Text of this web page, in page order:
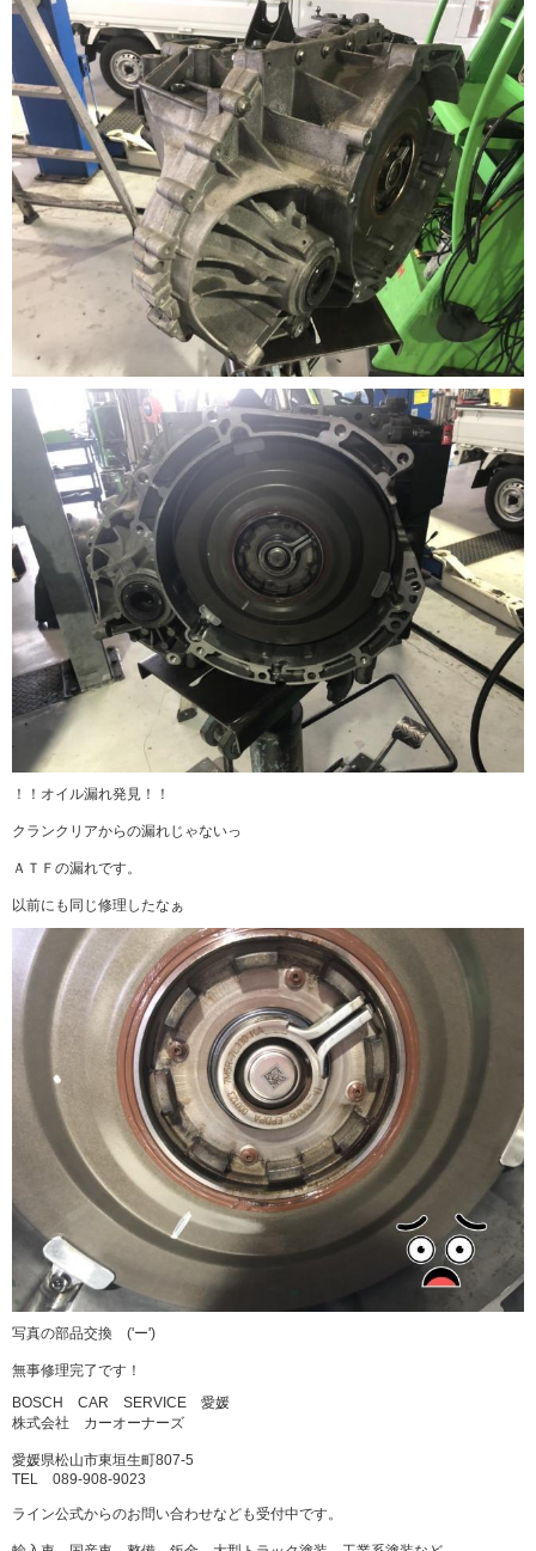
！！オイル漏れ発見！！
クランクリアからの漏れじゃないっ
ＡＴＦの漏れです。
以前にも同じ修理したなぁ
写真の部品交換 ('ー')ゞ
無事修理完了です！
BOSCH CAR SERVICE 愛媛
株式会社 カーオーナーズ
愛媛県松山市東垣生町807-5
TEL 089-908-9023
ライン公式からのお問い合わせなども受付中です。